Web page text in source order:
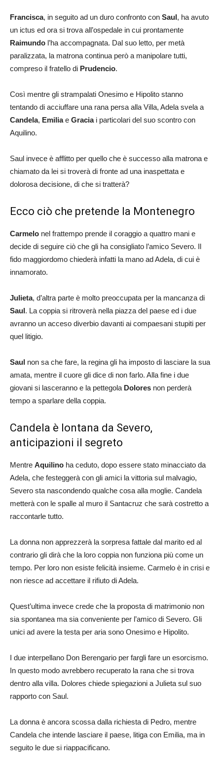
Francisca, in seguito ad un duro confronto con Saul, ha avuto
un ictus ed ora si trova all’ospedale in cui prontamente
Raimundo l’ha accompagnata. Dal suo letto, per metà
paralizzata, la matrona continua però a manipolare tutti,
compreso il fratello di Prudencio.
Così mentre gli strampalati Onesimo e Hipolito stanno
tentando di acciuffare una rana persa alla Villa, Adela svela a
Candela, Emiliae Graciai particolari del suo scontro con
Aquilino.
Saul invece è afflitto per quello che è successo alla matrona e
chiamato da lei si troverà di fronte ad una inaspettata e
dolorosa decisione, di che si tratterà?
Ecco ciò che pretende la Montenegro
Carmelo nel frattempo prende il coraggio a quattro mani e
decide di seguire ciò che gli ha consigliato l’amico Severo. Il
fido maggiordomo chiederà infatti la mano ad Adela, di cui è
innamorato.
Julieta, d’altra parte è molto preoccupata per la mancanza di
Saul. La coppia si ritroverà nella piazza del paese ed i due
avranno un acceso diverbio davanti ai compaesani stupiti per
quel litigio.
Saul non sa che fare, la regina gli ha imposto di lasciare la sua
amata, mentre il cuore gli dice di non farlo. Alla fine i due
giovani si lasceranno e la pettegola Dolores non perderà
tempo a sparlare della coppia.
Candela è lontana da Severo,
anticipazioni il segreto
Mentre Aquilino ha ceduto, dopo essere stato minacciato da
Adela, che festeggerà con gli amici la vittoria sul malvagio,
Severo sta nascondendo qualche cosa alla moglie. Candela
metterà con le spalle al muro il Santacruz che sarà costretto a
raccontarle tutto.
La donna non apprezzerà la sorpresa fattale dal marito ed al
contrario gli dirà che la loro coppia non funziona più come un
tempo. Per loro non esiste felicità insieme. Carmelo è in crisi e
non riesce ad accettare il rifiuto di Adela.
Quest’ultima invece crede che la proposta di matrimonio non
sia spontanea ma sia conveniente per l’amico di Severo. Gli
unici ad avere la testa per aria sono Onesimo e Hipolito.
I due interpellano Don Berengario per fargli fare un esorcismo.
In questo modo avrebbero recuperato la rana che si trova
dentro alla villa. Dolores chiede spiegazioni a Julieta sul suo
rapporto con Saul.
La donna è ancora scossa dalla richiesta di Pedro, mentre
Candela che intende lasciare il paese, litiga con Emilia, ma in
seguito le due si riappacificano.